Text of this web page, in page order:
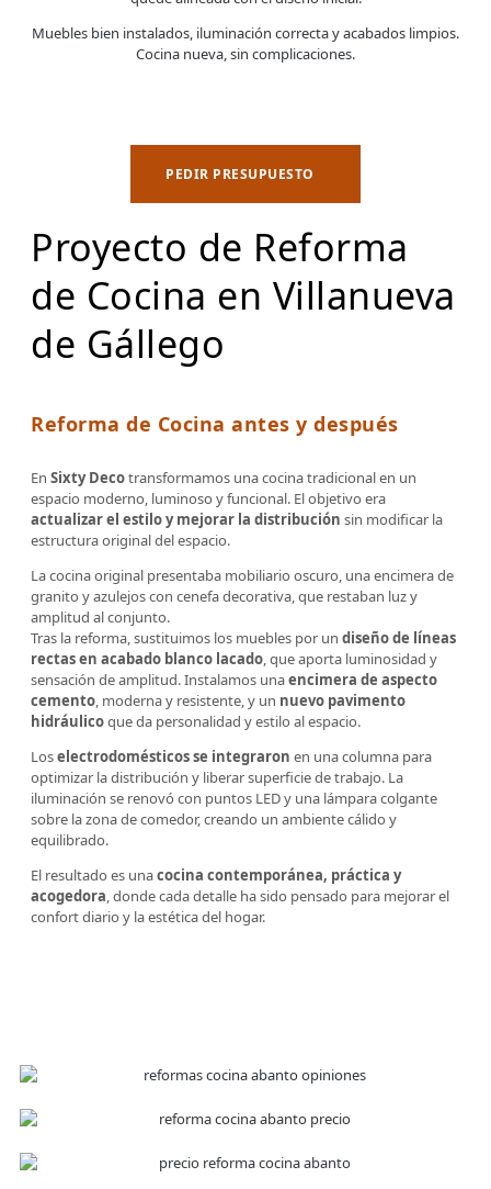
Muebles bien instalados, iluminación correcta y acabados limpios.
Cocina nueva, sin complicaciones.
PEDIR PRESUPUESTO
Proyecto de Reforma
de Cocina en Villanueva
de Gállego
Reforma de Cocina antes y después
En Sixty Decotransformamos una cocina tradicional en un
espacio moderno, luminoso y funcional. El objetivo era
actualizar el estilo y mejorar la distribución sin modificar la
estructura original del espacio.
La cocina original presentaba mobiliario oscuro, una encimera de
granito y azulejos con cenefa decorativa, que restaban luz y
amplitud al conjunto.
Tras la reforma, sustituimos los muebles por un diseño de líneas
rectas en acabado blanco lacado, que aporta luminosidad y
sensación de amplitud. Instalamos unaencimera de aspecto
cemento, moderna y resistente, y un nuevo pavimento
hidráulicoque da personalidad y estilo al espacio.
Loselectrodomésticos se integraron en una columna para
optimizar la distribución y liberar superficie de trabajo. La
iluminación se renovó con puntos LED y una lámpara colgante
sobre la zona de comedor, creando un ambiente cálido y
equilibrado.
El resultado es unacocina contemporánea, práctica y
acogedora, donde cada detalle ha sido pensado para mejorar el
confort diario y la estética del hogar.